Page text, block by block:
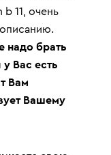
11, очень
надо брать
Вас есть
Вам
Вашему